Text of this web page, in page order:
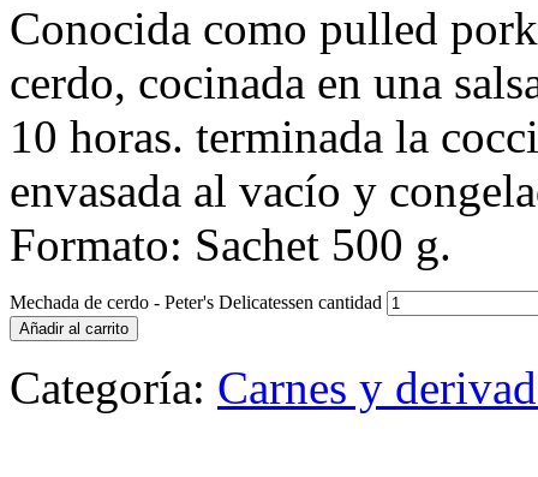
Conocida como pulled
cerdo, cocinada en una
10 horas. terminada la
envasada al vacío y
Formato: Sachet 500 g.
Mechada de cerdo - Peter's Delicatessen cantidad
Añadir al carrito
Categoría: Carnes y